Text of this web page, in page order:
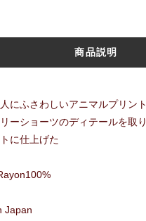
商品説明
にふさわしいアニマルプリン
ーショーツのディテールを取
に仕上げた
Japan